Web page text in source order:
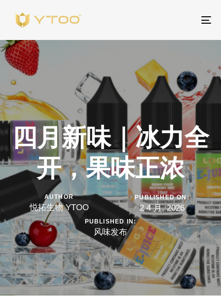
四月新味｜冰力全
开，果味正浓
AUTHOR
悦拓生物 YTOO
PUBLISHED ON:
2 4 月, 2026
PUBLISHED IN:
风味发布